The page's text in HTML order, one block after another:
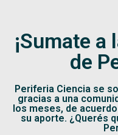
¡Sumate a
de
Periferia Ciencia se
gracias a una
los meses, de
su aporte. ¿Querés